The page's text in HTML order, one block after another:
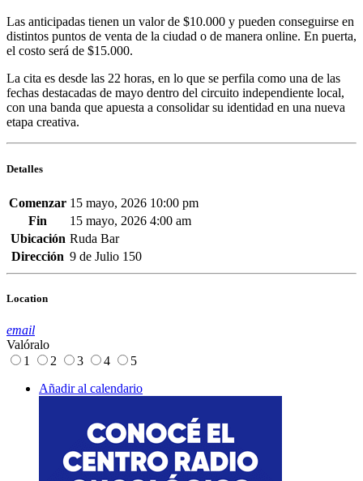
Las anticipadas tienen un valor de $10.000 y pueden conseguirse en
distintos puntos de venta de la ciudad o de manera online. En puerta,
el costo será de $15.000.
La cita es desde las 22 horas, en lo que se perfila como una de las
fechas destacadas de mayo dentro del circuito independiente local,
con una banda que apuesta a consolidar su identidad en una nueva
etapa creativa.
Detalles
Comenzar 15 mayo, 2026 10:00 pm
Fin
15 mayo, 2026 4:00 am
Ubicación Ruda Bar
Dirección 9 de Julio 150
Location
email
Valóralo
1
2 3 4
5
Añadir al calendario